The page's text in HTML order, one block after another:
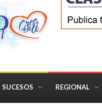
SUCESOS REGIONAL